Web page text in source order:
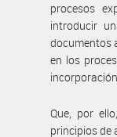
procesos
introducir
documentos
en los
Que, por
principios de